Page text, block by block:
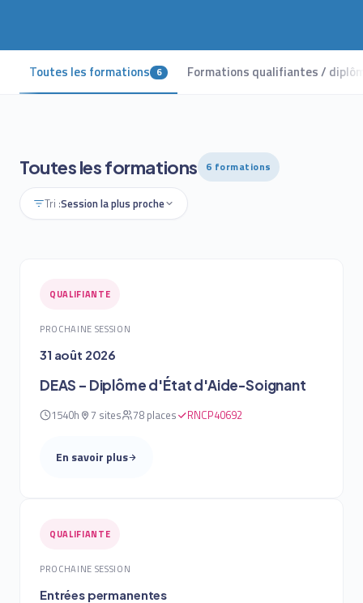
Toutes les formations 6 Formations qualifiantes /
Toutes les formations 6 formations
Tri :Session la plus proche
QUALIFIANTE
PROCHAINE SESSION
31 août 2026
DEAS – Diplôme d'État d'Aide-Soignant
1540h 7 sites 78 places RNCP40692
En savoir plus
QUALIFIANTE
PROCHAINE SESSION
Entrées permanentes